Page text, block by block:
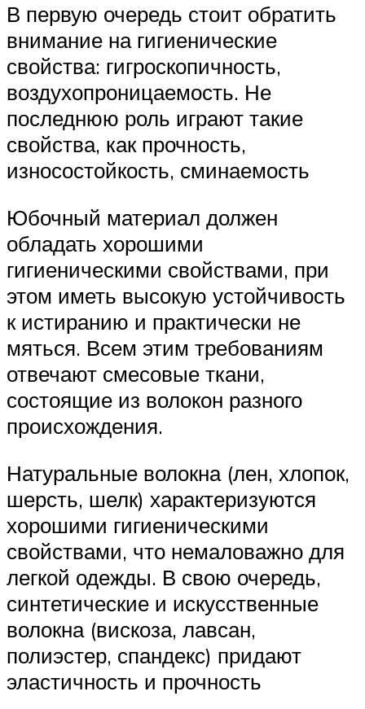
В первую очередь стоит обратить
внимание на гигиенические
свойства: гигроскопичность,
воздухопроницаемость. Не
последнюю роль играют такие
свойства, как прочность,
износостойкость, сминаемость
Юбочный материал должен
обладать хорошими
гигиеническими свойствами, при
этом иметь высокую устойчивость
к истиранию и практически не
мяться. Всем этим требованиям
отвечают смесовые ткани,
состоящие из волокон разного
происхождения.
Натуральные волокна (лен, хлопок,
шерсть, шелк) характеризуются
хорошими гигиеническими
свойствами, что немаловажно для
легкой одежды. В свою очередь,
синтетические и искусственные
волокна (вискоза, лавсан,
полиэстер, спандекс) придают
эластичность и прочность